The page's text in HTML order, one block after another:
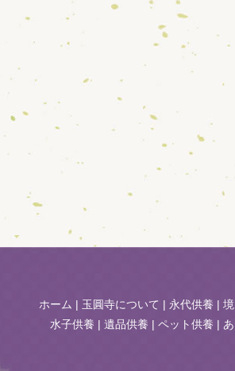
ホーム | 玉圓寺について | 永代供養 |
水子供養 | 遺品供養 | ペット供養 |